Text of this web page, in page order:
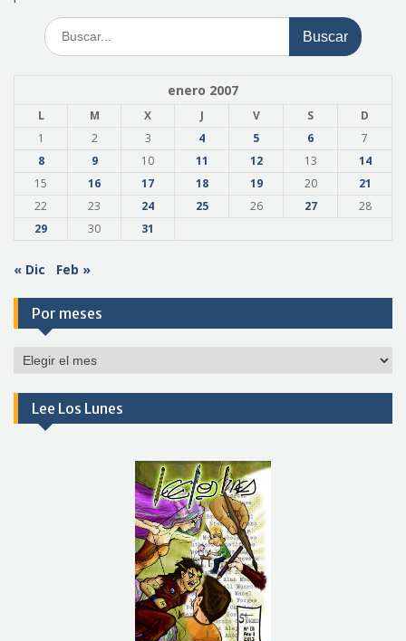
Buscar:
enero 2007
L M X J V S
D
1
2 3 4 5 6
7
8
9 10 11 12 13
14
15
16 17 18 19 20
21
22
23 24 25 26 27
28
29
30 31
« Dic Feb »
Por meses
Por
Lee Los Lunes